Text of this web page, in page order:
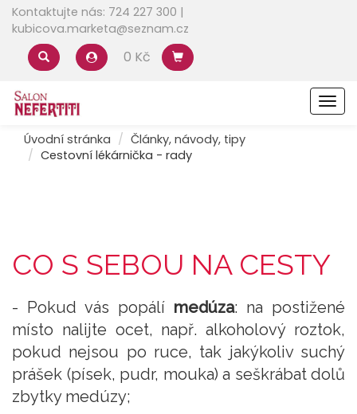
Kontaktujte nás: 724 227 300 |
kubicova.marketa@seznam.cz
0 Kč
Úvodní stránka
Články, návody, tipy
Cestovní lékárnička - rady
CO S SEBOU NA CESTY
- Pokud vás popálí medúza: na postižené
místo nalijte ocet, např. alkoholový roztok,
pokud nejsou po ruce, tak jakýkoliv suchý
prášek (písek, pudr, mouka) a seškrábat dolů
zbytky medúzy;